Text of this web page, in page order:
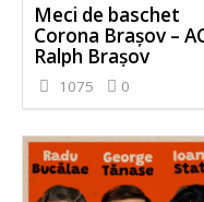
Meci de baschet
Corona Brașov –
Ralph Brașov
1075 0